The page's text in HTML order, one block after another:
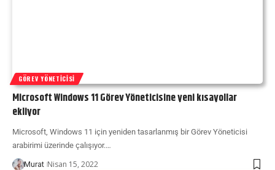
GÖREV YÖNETICISI
Microsoft Windows 11 Görev Yöneticisine yeni kısayollar
ekliyor
Microsoft, Windows 11 için yeniden tasarlanmış bir Görev Yöneticisi
arabirimi üzerinde çalışıyor.…
Murat Nisan 15, 2022